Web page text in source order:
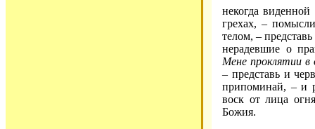
некогда
грехах, –
телом, –
нерадевшие о
Мене проклятии в
– представь и
припоминай, – и
воск от лица
Божия.